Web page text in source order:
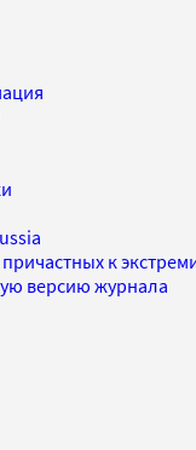
к
версию журнала